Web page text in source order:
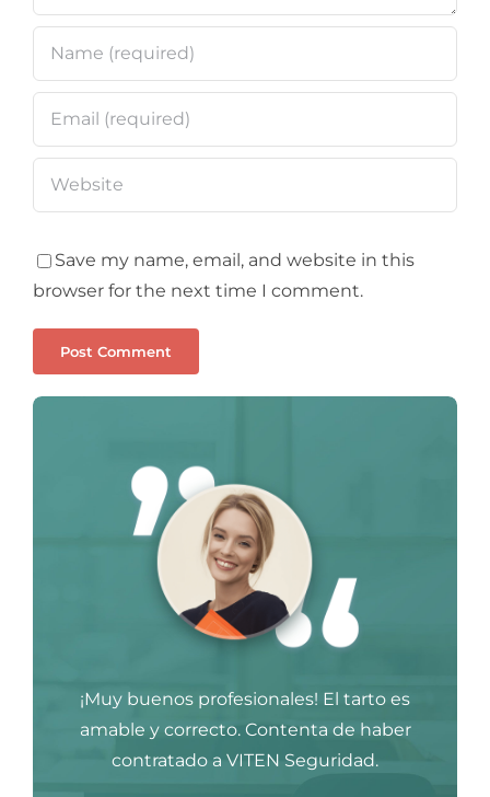
Save my name, email, and website in this
browser for the next time I comment.
¡Muy buenos profesionales! El tarto es
amable y correcto. Contenta de haber
contratado a VITEN Seguridad.